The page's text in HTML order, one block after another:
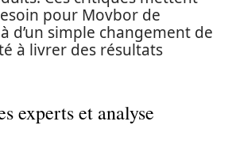
pour Movbor de
d’un simple changement de
à livrer des résultats
experts et analyse